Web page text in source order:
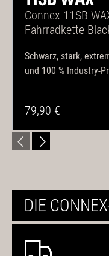
Connex 11SB
Fahrradkette
Schwarz, stark,
und 100 % Industry-
79,90 €
DIE